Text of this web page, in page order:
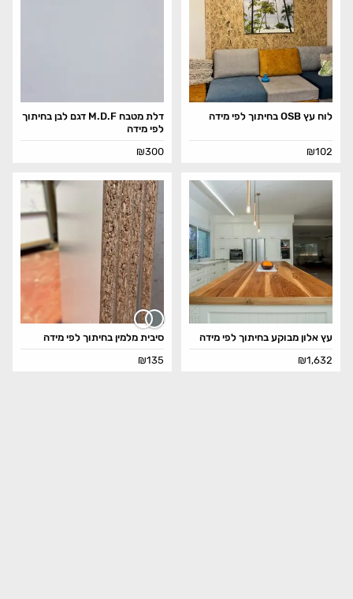
לוח עץ OSB בחיתוך לפי מידה
₪102
דלת מטבח M.D.F דגם לבן בחיתוך
לפי מידה
₪300
עץ אלון מבוקע בחיתוך לפי מידה
₪1,632
סיבית מלמין בחיתוך לפי מידה
₪135